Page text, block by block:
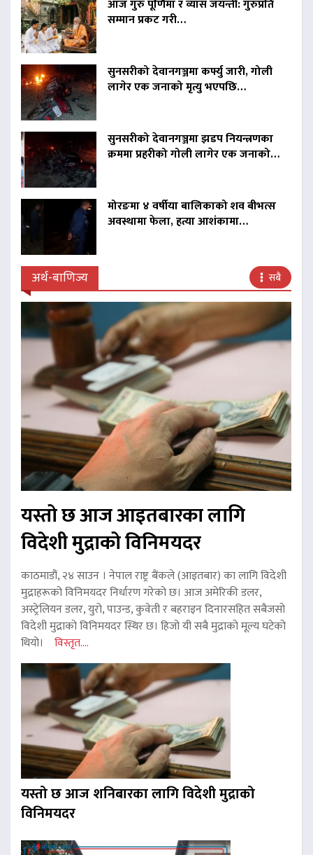
आज गुरु पूर्णिमा र व्यास जयन्ती: गुरुप्रति
सम्मान प्रकट गरी…
सुनसरीको देवानगञ्जमा कर्फ्यु जारी, गोली
लागेर एक जनाको मृत्यु भएपछि…
सुनसरीको देवानगञ्जमा झडप नियन्त्रणका
क्रममा प्रहरीको गोली लागेर एक जनाको…
मोरङमा ४ वर्षीया बालिकाको शव बीभत्स
अवस्थामा फेला, हत्या आशंकामा…
अर्थ-बाणिज्य सबै
यस्तो छ आज आइतबारका लागि
विदेशी मुद्राको विनिमयदर
काठमाडौं, २४ साउन । नेपाल राष्ट्र बैंकले (आइतबार) का लागि विदेशी
मुद्राहरूको विनिमयदर निर्धारण गरेको छ। आज अमेरिकी डलर,
अस्ट्रेलियन डलर, युरो, पाउन्ड, कुवेती र बहराइन दिनारसहित सबैजसो
विदेशी मुद्राको विनिमयदर स्थिर छ। हिजो यी सबै मुद्राको मूल्य घटेको
थियो। विस्तृत....
यस्तो छ आज शनिबारका लागि विदेशी मुद्राको
विनिमयदर